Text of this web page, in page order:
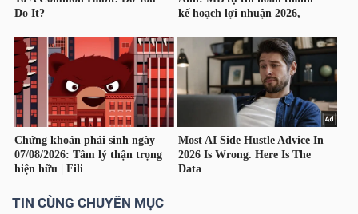
TIN CÙNG CHUYÊN MỤC
DƯƠNG
TÀI
CHÍNH
CÁ
NHÂN